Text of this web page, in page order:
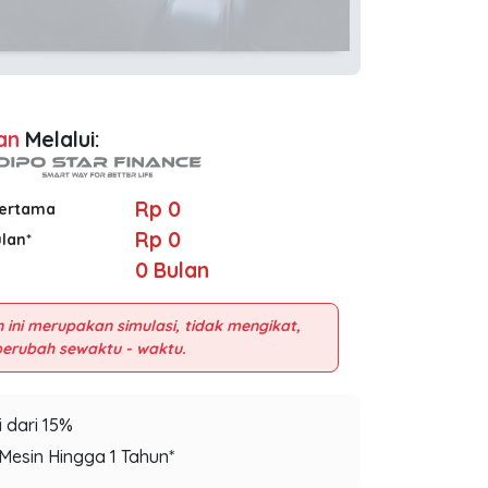
Melalui:
Rp 0
Rp 0
0Bulan
ini merupakan simulasi, tidak mengikat,
dari 15%
Hingga 1 Tahun*